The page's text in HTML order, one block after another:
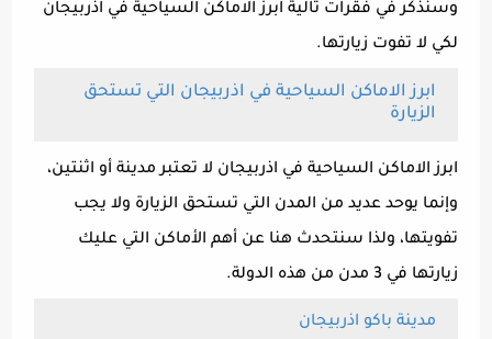
وسنذكر في فقرات تالية ابرز الاماكن السياحية في اذربيجان
لكي لا تفوت زيارتها.
ابرز الاماكن السياحية في اذربيجان التي تستحق
الزيارة
ابرز الاماكن السياحية في اذربيجان لا تعتبر مدينة أو اثنتين،
وإنما يوحد عديد من المدن التي تستحق الزيارة ولا يجب
تفويتها، ولذا سنتحدث هنا عن أهم الأماكن التي عليك
زيارتها في 3 مدن من هذه الدولة.
مدينة باكو اذربيجان